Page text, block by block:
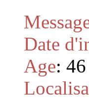
Date
Age: 46